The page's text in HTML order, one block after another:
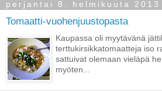
perjantai 8. helmikuuta 2013
Tomaatti-vuohenjuustopasta
Kaupassa oli myytävänä
terttukirsikkatomaatteja iso
sattuivat olemaan vieläpä
myöten...